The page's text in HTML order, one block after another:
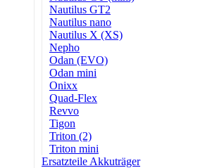
Nautilus GT2
Nautilus nano
Nautilus X (XS)
Nepho
Odan (EVO)
Odan mini
Onixx
Quad-Flex
Revvo
Tigon
Triton (2)
Triton mini
Ersatzteile Akkuträger